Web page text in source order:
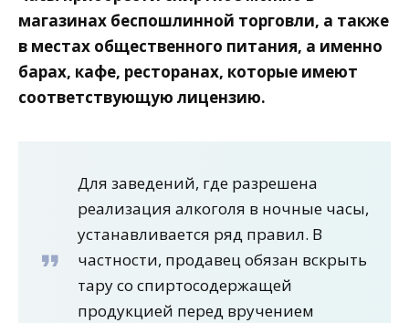
магазинах беспошлинной торговли, а также
в местах общественного питания, а именно
барах, кафе, ресторанах, которые имеют
соответствующую лицензию.
Для заведений, где разрешена
реализация алкоголя в ночные часы,
устанавливается ряд правил. В
частности, продавец обязан вскрыть
тару со спиртосодержащей
продукцией перед вручением